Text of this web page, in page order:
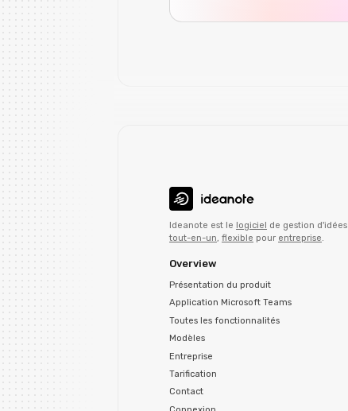
Ideanote est le logiciel de gestion d'idées
tout-en-un, flexible pour entreprise.
Overview
Présentation du produit
Application Microsoft Teams
Toutes les fonctionnalités
Modèles
Entreprise
Tarification
Contact